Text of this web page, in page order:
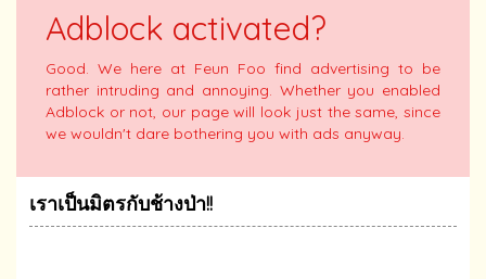
Adblock activated?
Good. We here at Feun Foo find advertising to be
rather intruding and annoying. Whether you enabled
Adblock or not, our page will look just the same, since
we wouldn't dare bothering you with ads anyway.
เราเป็นมิตรกับช้างป่า!!